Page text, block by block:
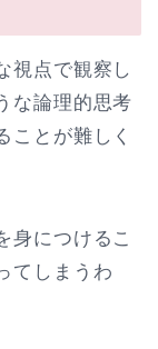
視点で観察し
な論理的思考
ことが難しく
身につけるこ
てしまうわ